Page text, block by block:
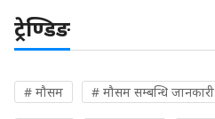
ट्रेण्डिङ
# मौसम # मौसम सम्बन्धि जानकारी